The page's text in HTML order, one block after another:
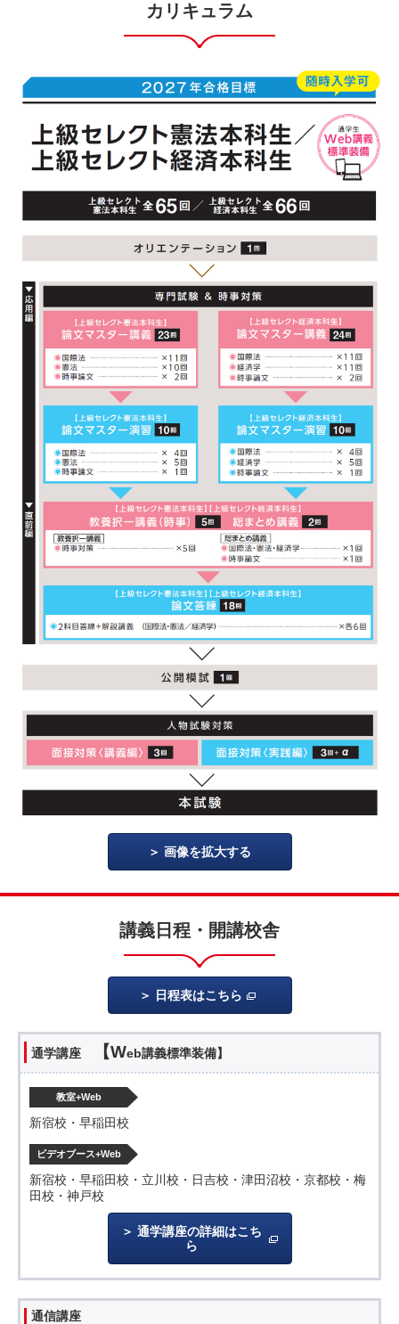
カリキュラム
画像を拡大する
講義日程・開講校舎
日程表はこちら
通学講座 【Web講義標準装備】
教室+Web
新宿校・早稲田校
ビデオブース+Web
新宿校・早稲田校・立川校・日吉校・津田沼校・京都校・梅
田校・神戸校
通学講座の詳細はこち
ら
通信講座